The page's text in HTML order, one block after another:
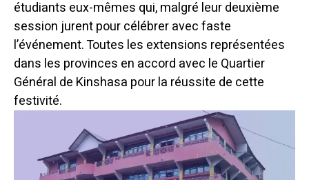
étudiants eux-mêmes qui, malgré leur deuxième
session jurent pour célébrer avec faste
l’événement. Toutes les extensions représentées
dans les provinces en accord avec le Quartier
Général de Kinshasa pour la réussite de cette
festivité.